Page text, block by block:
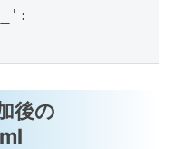
後の